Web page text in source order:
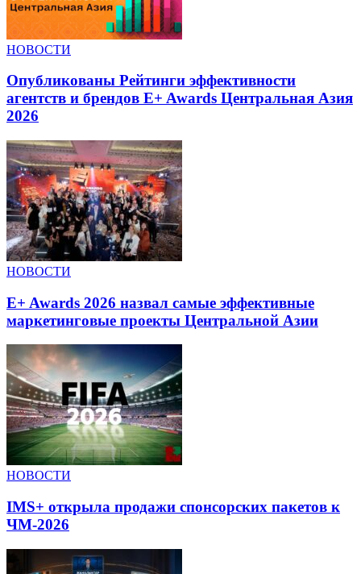
НОВОСТИ
Опубликованы Рейтинги эффективности
агентств и брендов E+ Awards Центральная Азия
2026
НОВОСТИ
E+ Awards 2026 назвал самые эффективные
маркетинговые проекты Центральной Азии
НОВОСТИ
IMS+ открыла продажи спонсорских пакетов к
ЧМ-2026